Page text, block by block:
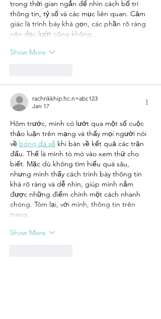
trong thời gian ngắn để nhìn cách bố trí
thông tin, tỷ số và các mục liên quan. Cảm
giác là trình bày khá gọn, các phần rõ ràng
nên đọc lướt cũng không…
Show More
rachnkkhip.hc.n+abc123
Jan 17
Hôm trước, mình có lướt qua một số cuộc
thảo luận trên mạng và thấy mọi người nói
về bóng đá số khi bàn về kết quả các trận
đấu. Thế là mình tò mò vào xem thử cho
biết. Mặc dù không tìm hiểu quá sâu,
nhưng mình thấy cách trình bày thông tin
khá rõ ràng và dễ nhìn, giúp mình nắm
được những điểm chính một cách nhanh
chóng. Tóm lại, với mình, thông tin trên
trang…
Show More